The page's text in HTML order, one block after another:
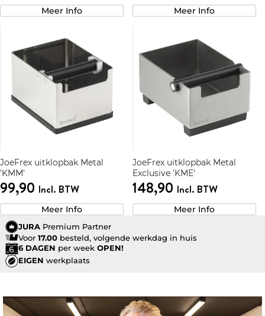
Meer Info Meer Info
JoeFrex uitklopbak Metal
'KMM'
99,90 Incl. BTW
Meer Info
JoeFrex uitklopbak Metal
Exclusive 'KME'
148,90 Incl. BTW
Meer Info
JURA Premium Partner
Voor 17.00 besteld, volgende werkdag in huis
6 DAGEN per week OPEN!
EIGEN werkplaats